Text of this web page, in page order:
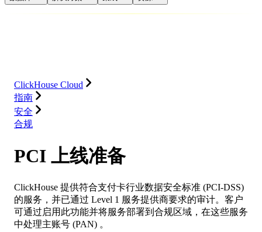
ClickHouse Cloud
指南
安全
合规
PCI 上线准备
ClickHouse 提供符合支付卡行业数据安全标准 (PCI-DSS)
的服务，并已通过 Level 1 服务提供商要求的审计。客户
可通过启用此功能并将服务部署到合规区域，在这些服务
中处理主账号 (PAN) 。